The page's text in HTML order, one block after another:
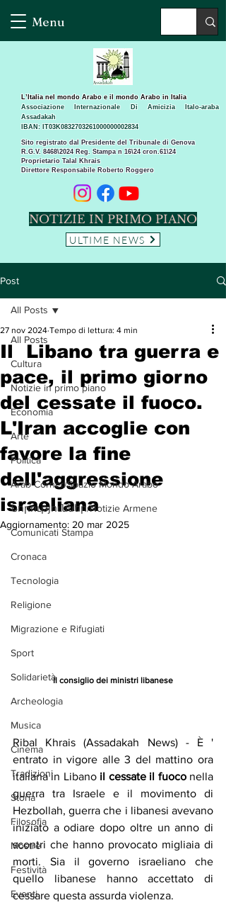
Menu
Sito registrato dal Presidente del Tribunale di Genova
R.G.V. 8468\2024 Reg. Stampa n 16\24 cron.61\24 ​
Proprietario Talal Khrais
Direttore Responsabile Roberto Roggero
L’Italia nel mondo Arabo e il mondo Arabo in Italia
Associazione Internazionale Di Amicizia Italo-araba
Assadakah
IBAN: IT03K0832703261000000002834
NOTIZIE IN PRIMO PIANO
ULTIME NEWS
Post
All Posts
Cultura
Notizie in primo piano
Economia
Arte
Politica
Arab Corner/Spazio Mondo Arabo
Նորություններ/Notizie Armene
Comunicati Stampa
Cronaca
Tecnologia
Religione
Migrazione e Rifugiati
Sport
Solidarietà
Archeologia
Musica
Cinema
Tradizioni
Storia
Filosofia
Mostre
Festività
Eventi
All Posts
Il Libano tra guerra e
pace, il primo giorno
del cessate il fuoco.
L'Iran accoglie con
favore la fine
dell'aggressione
israeliana
27 nov 2024 Tempo di lettura: 4 min
Aggiornamento: 20 mar 2025
Il consiglio dei ministri libanese
Ribal Khrais (Assadakah News) - È '
entrato in vigore alle 3 del mattino ora
italiana in Libano il cessate il fuoco nella
guerra tra Israele e il movimento di
Hezbollah, guerra che i libanesi avevano
iniziato a odiare dopo oltre un anno di
scontri che hanno provocato migliaia di
morti. Sia il governo israeliano che
quello libanese hanno accettato di
cessare questa assurda violenza.